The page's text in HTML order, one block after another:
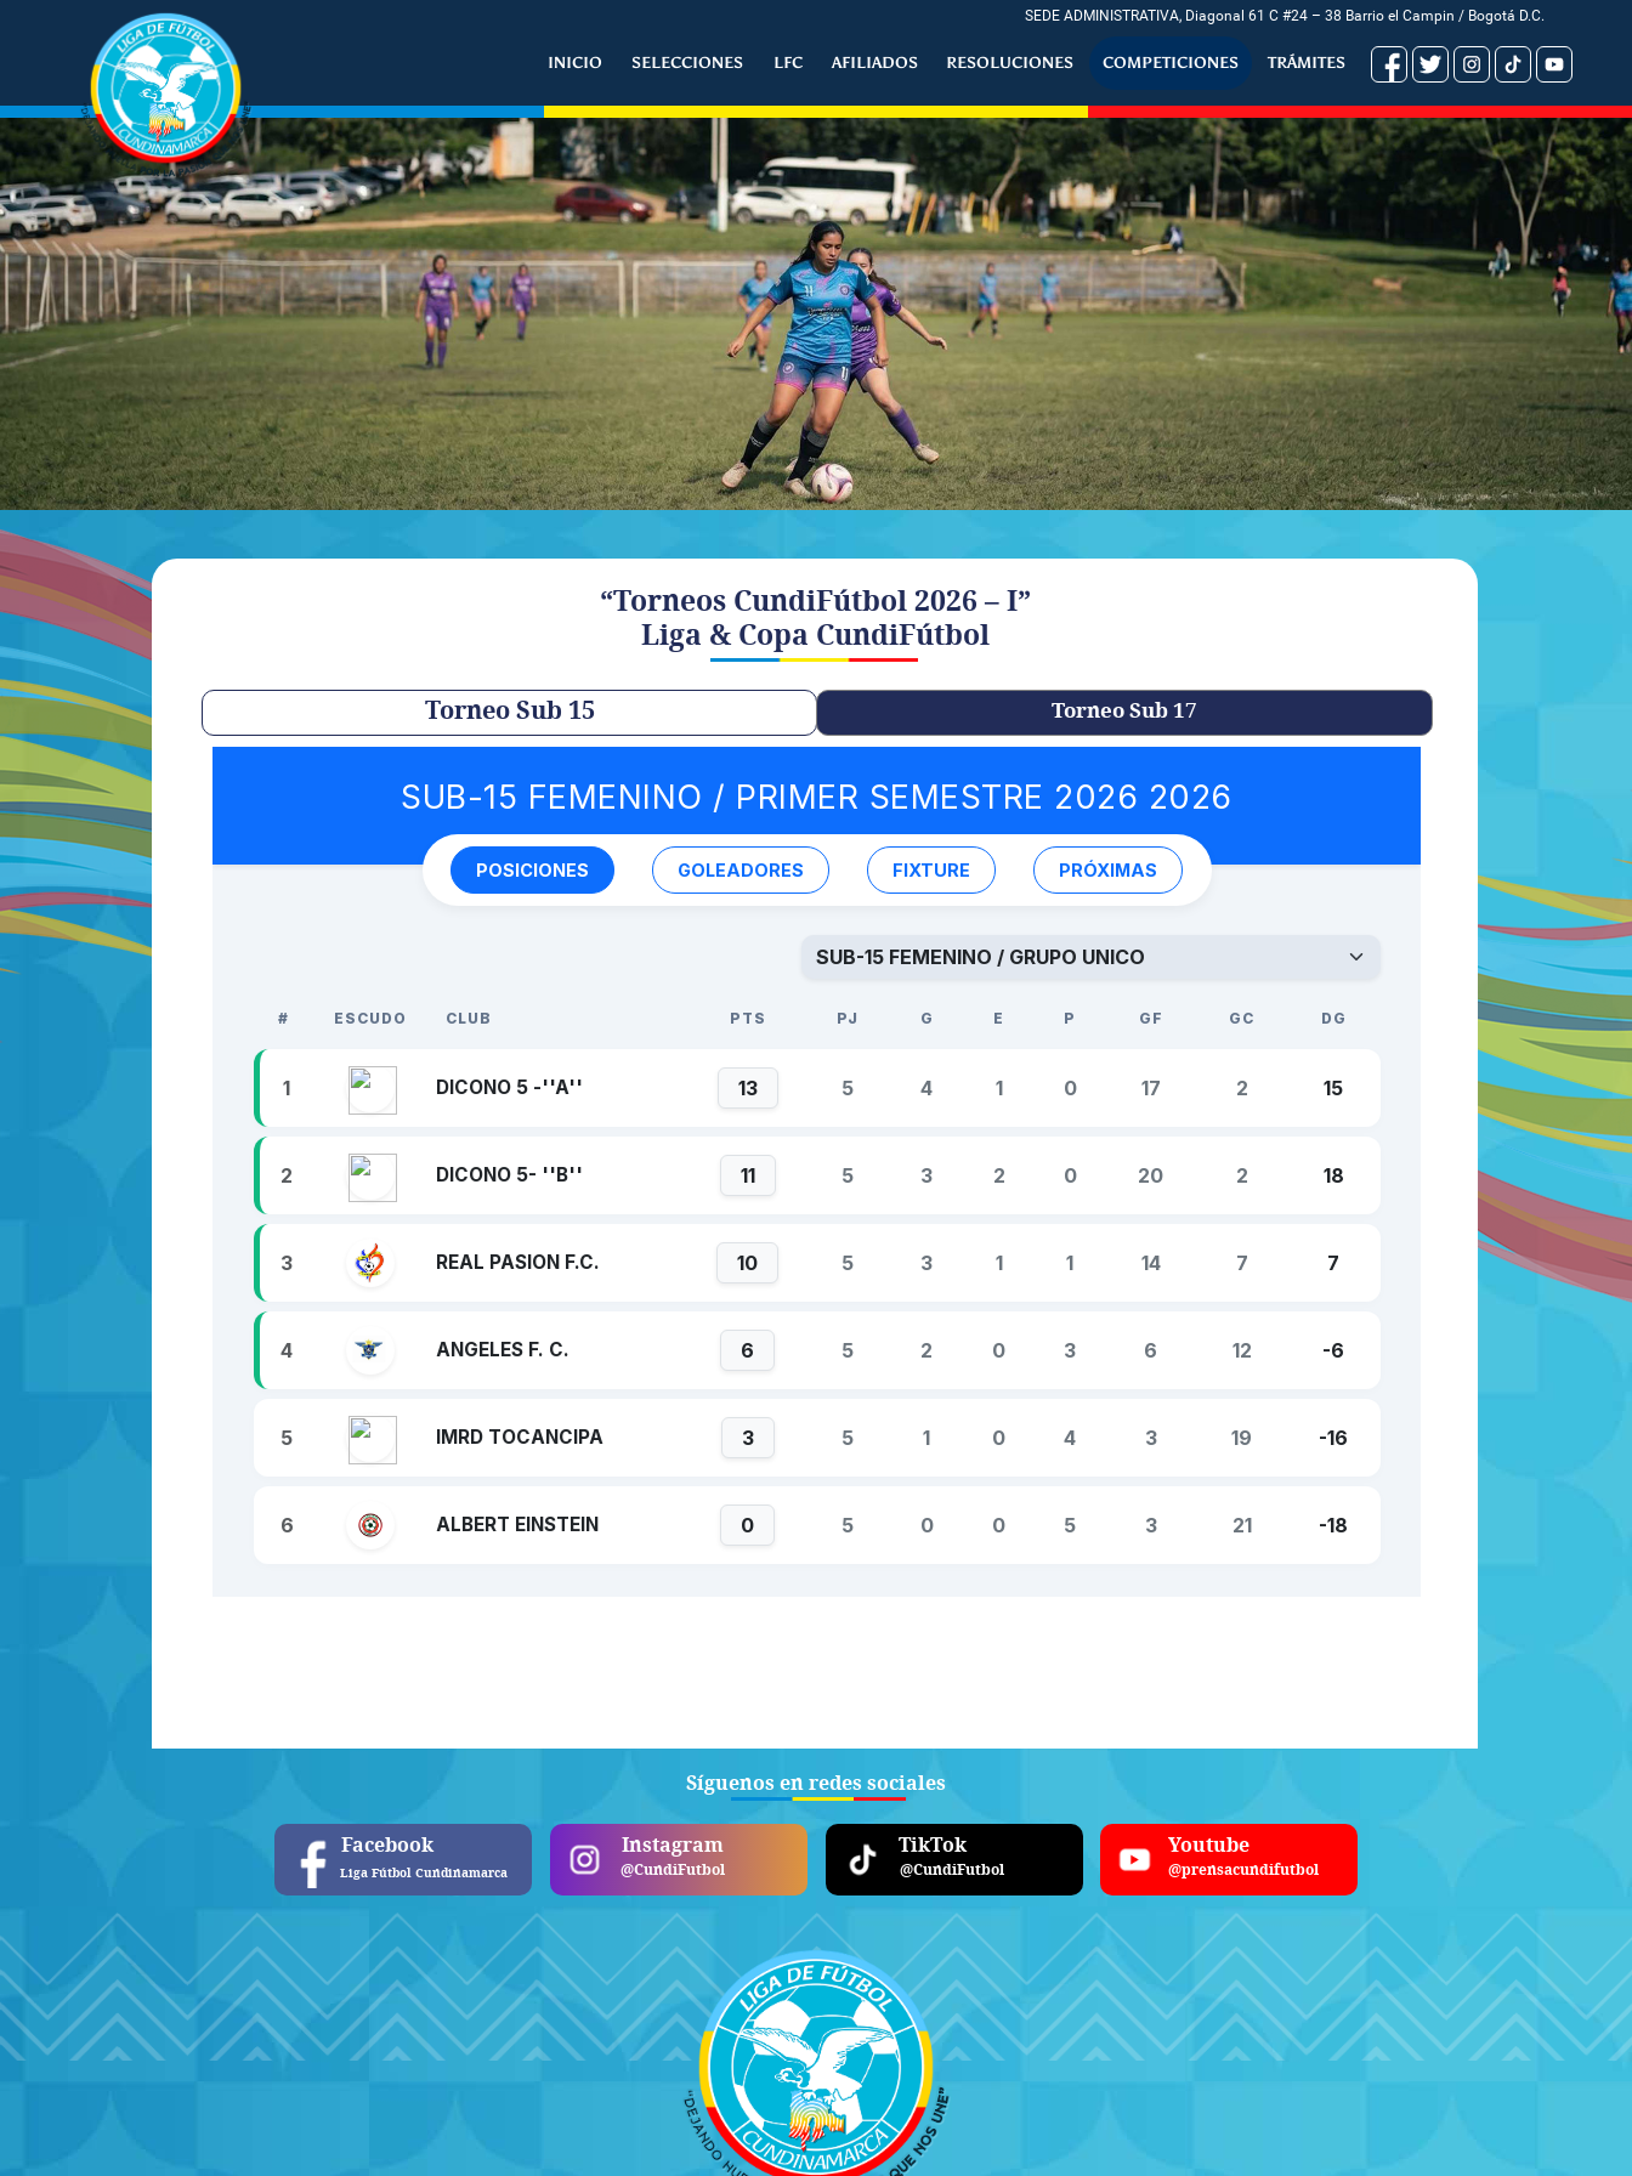
INICIO SELECCIONES LFC AFILIADOS RESOLUCIONES COMPETICIONES TRÁMITES
SEDE ADMINISTRATIVA, Diagonal 61 C #24 – 38 Barrio el Campin / Bogotá D.C.
“Torneos CundiFútbol 2026 – I”
Liga & Copa CundiFútbol
Torneo Sub 15 Torneo Sub 17
Síguenos en redes sociales
Facebook
Liga Fútbol Cundinamarca
Instagram
@CundiFutbol
TikTok
@CundiFutbol
Youtube
@prensacundifutbol